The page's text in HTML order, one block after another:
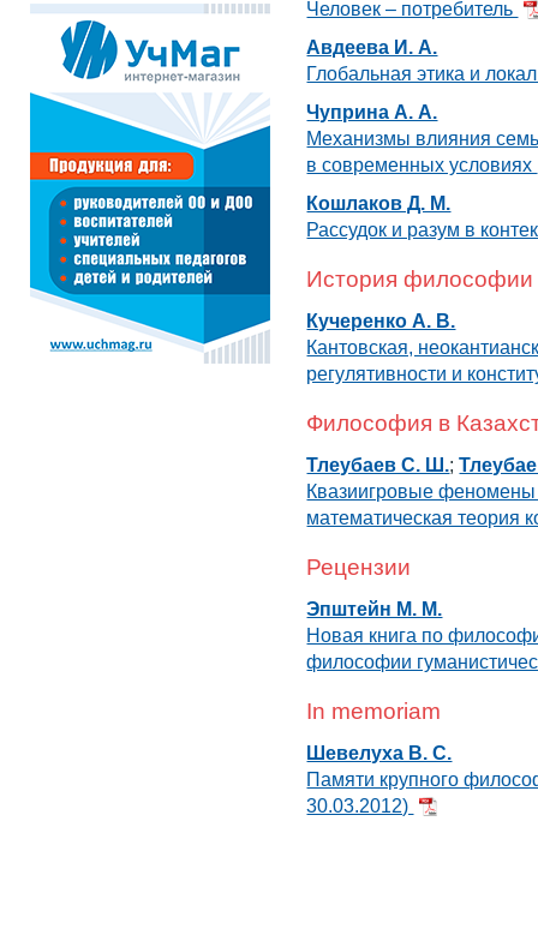
Человек – потребитель
Авдеева И. А.
Глобальная этика и
Чуприна А. А.
Механизмы влияния
в современных условиях
Кошлаков Д. М.
Рассудок и разум в
История философии
Кучеренко А. В.
Кантовская,
регулятивности и
Философия в
Тлеубаев С. Ш.;
Квазиигровые феномены
математическая теория
Рецензии
Эпштейн М. М.
Новая книга по
философии
In memoriam
Шевелуха B. C.
Памяти крупного
30.03.2012)